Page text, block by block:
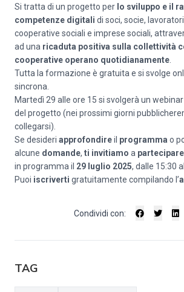
Si tratta di un progetto per lo sviluppo e il
competenze digitali di soci, socie,
cooperative sociali e imprese sociali,
ad una ricaduta positiva sulla collettività
cooperative operano quotidianamente
Tutta la formazione è gratuita e si svolge
sincrona.
Martedì 29 alle ore 15 si svolgerà un
del progetto (nei prossimi giorni
collegarsi).
Se desideri approfondireil programma o
alcune domande, ti invitiamo a partecipare
in programma il 29 luglio 2025, dalle 15:30
Puoi iscriverti gratuitamente compilando l’
Condividi con:
TAG